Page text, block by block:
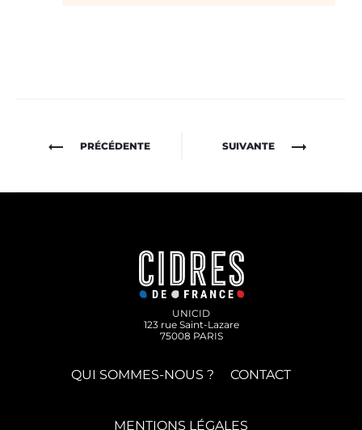
NavigationPRÉCÉDENTE SUIVANTE
UNICID
123 rue Saint-Lazare
75008 PARIS
QUI SOMMES-NOUS ? CONTACT
MENTIONS LÉGALES